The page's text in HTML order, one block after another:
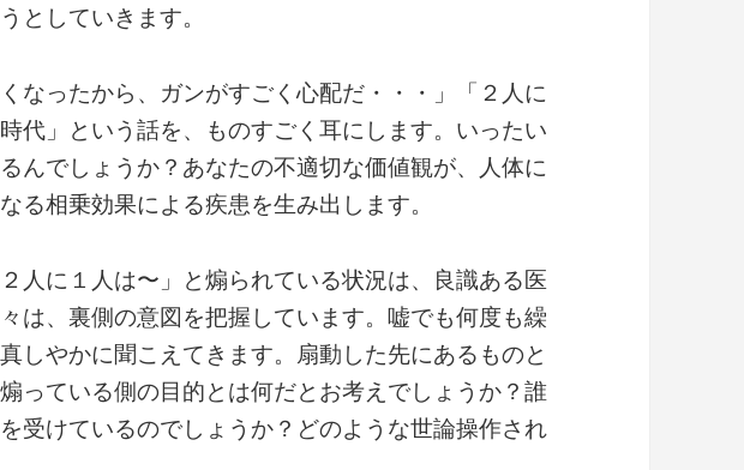
としていきます。
なったから、ガンがすごく心配だ・・・」「２人に
代」という話を、ものすごく耳にします。いったい
んでしょうか？あなたの不適切な価値観が、人体に
る相乗効果による疾患を生み出します。
人に１人は〜」と煽られている状況は、良識ある医
は、裏側の意図を把握しています。嘘でも何度も繰
しやかに聞こえてきます。扇動した先にあるものと
っている側の目的とは何だとお考えでしょうか？誰
受けているのでしょうか？どのような世論操作され